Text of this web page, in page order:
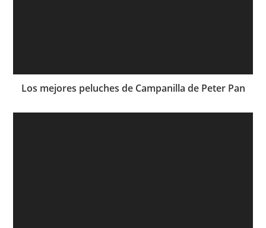
Los mejores peluches de Campanilla de Peter Pan